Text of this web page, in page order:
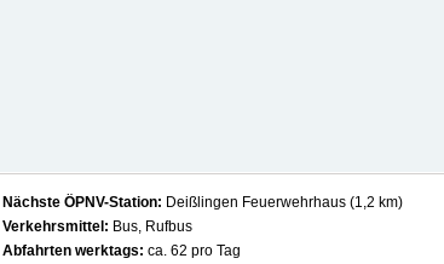
Nächste ÖPNV-Station: Deißlingen Feuerwehrhaus (1,2 km)
Verkehrsmittel: Bus, Rufbus
Abfahrten werktags: ca. 62 pro Tag